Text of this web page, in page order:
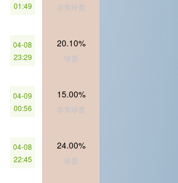
01:49
非常珍贵
04-08
23:29
20.10%
珍贵
04-09
00:56
15.00%
非常珍贵
04-08
22:45
24.00%
珍贵